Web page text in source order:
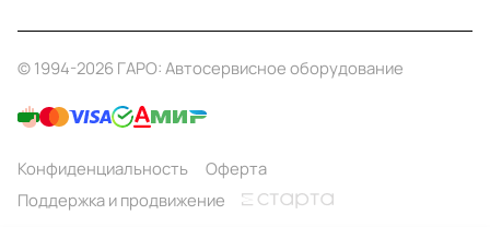
© 1994-2026 ГАРО: Автосервисное оборудование
Конфиденциальность
Оферта
Поддержка и продвижение